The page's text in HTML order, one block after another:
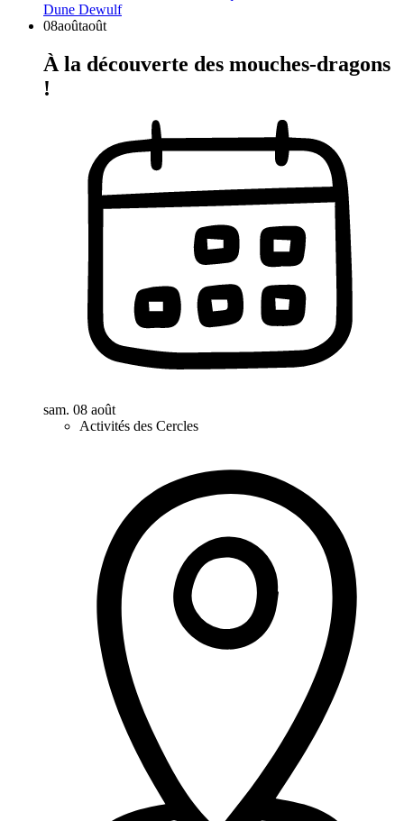
Dune Dewulf
08aoûtaoût
À la découverte des mouches-dragons
!
sam. 08 août
Activités des Cercles